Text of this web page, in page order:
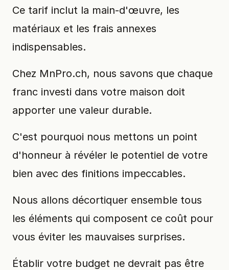
Ce tarif inclut la main-d'œuvre, les
matériaux et les frais annexes
indispensables.
Chez MnPro.ch, nous savons que chaque
franc investi dans votre maison doit
apporter une valeur durable.
C'est pourquoi nous mettons un point
d'honneur à révéler le potentiel de votre
bien avec des finitions impeccables.
Nous allons décortiquer ensemble tous
les éléments qui composent ce coût pour
vous éviter les mauvaises surprises.
Établir votre budget ne devrait pas être